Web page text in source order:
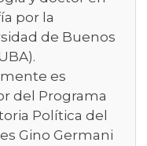
por la
de Buenos
es
del Programa
Política del
Gino Germani